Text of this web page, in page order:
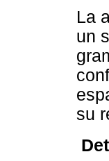
La
un
su